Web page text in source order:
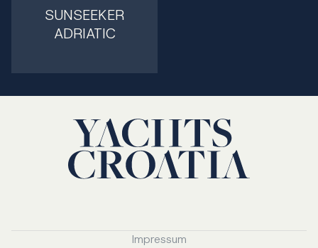
SUNSEEKER
ADRIATIC
Impressum